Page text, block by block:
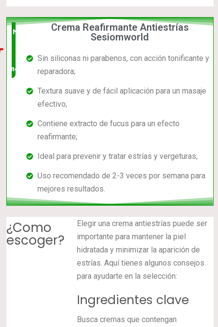
Nuevo
mercado
Crema Reafirmante Antiestrías
Sesiomworld
Sin siliconas ni parabenos, con acción tonificante y
reparadora;
Textura suave y de fácil aplicación para un masaje
efectivo;
Contiene extracto de fucus para un efecto
reafirmante;
Ideal para prevenir y tratar estrías y vergeturas;
Uso recomendado de 2-3 veces por semana para
mejores resultados.
¿Como
escoger?
Elegir una crema antiestrías puede ser
importante para mantener la piel
hidratada y minimizar la aparición de
estrías. Aquí tienes algunos consejos
para ayudarte en la selección:
Ingredientes clave
Busca cremas que contengan